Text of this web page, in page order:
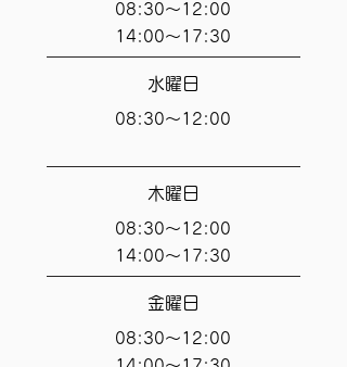
08:30～12:00
14:00～17:30
水曜日
08:30～12:00
木曜日
08:30～12:00
14:00～17:30
金曜日
08:30～12:00